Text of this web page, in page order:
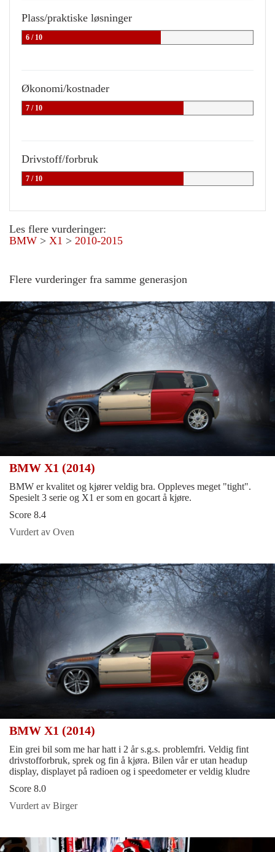
Plass/praktiske løsninger
6 / 10
Økonomi/kostnader
7 / 10
Drivstoff/forbruk
7 / 10
Les flere vurderinger:
BMW > X1 > 2010-2015
Flere vurderinger fra samme generasjon
BMW X1 (2014)
BMW er kvalitet og kjører veldig bra. Oppleves meget "tight".
Spesielt 3 serie og X1 er som en gocart å kjøre.
Score 8.4
Vurdert av Oven
BMW X1 (2014)
Ein grei bil som me har hatt i 2 år s.g.s. problemfri. Veldig fint
drivstofforbruk, sprek og fin å kjøra. Bilen vår er utan headup
display, displayet på radioen og i speedometer er veldig kludre
Score 8.0
Vurdert av Birger